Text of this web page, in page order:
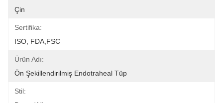
Çin
Sertifika:
ISO, FDA,FSC
Ürün Adı:
Ön Şekillendirilmiş Endotraheal Tüp
Stil: